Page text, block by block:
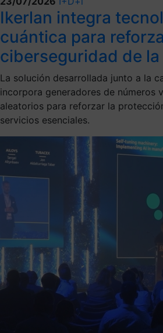
Ikerlan integra
cuántica para
ciberseguridad de
La solución desarrollada junto a la
incorpora generadores de números
aleatorios para reforzar la
servicios esenciales.